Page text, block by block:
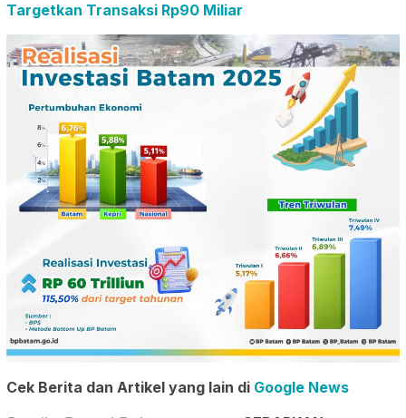
Targetkan Transaksi Rp90 Miliar
Cek Berita dan Artikel yang lain di Google News